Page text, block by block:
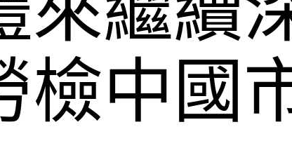
檢中國